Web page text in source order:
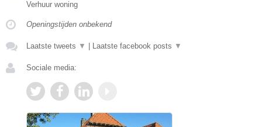
Verhuur woning
Openingstijden onbekend
Laatste tweets ▼ | Laatste facebook posts ▼
Sociale media: